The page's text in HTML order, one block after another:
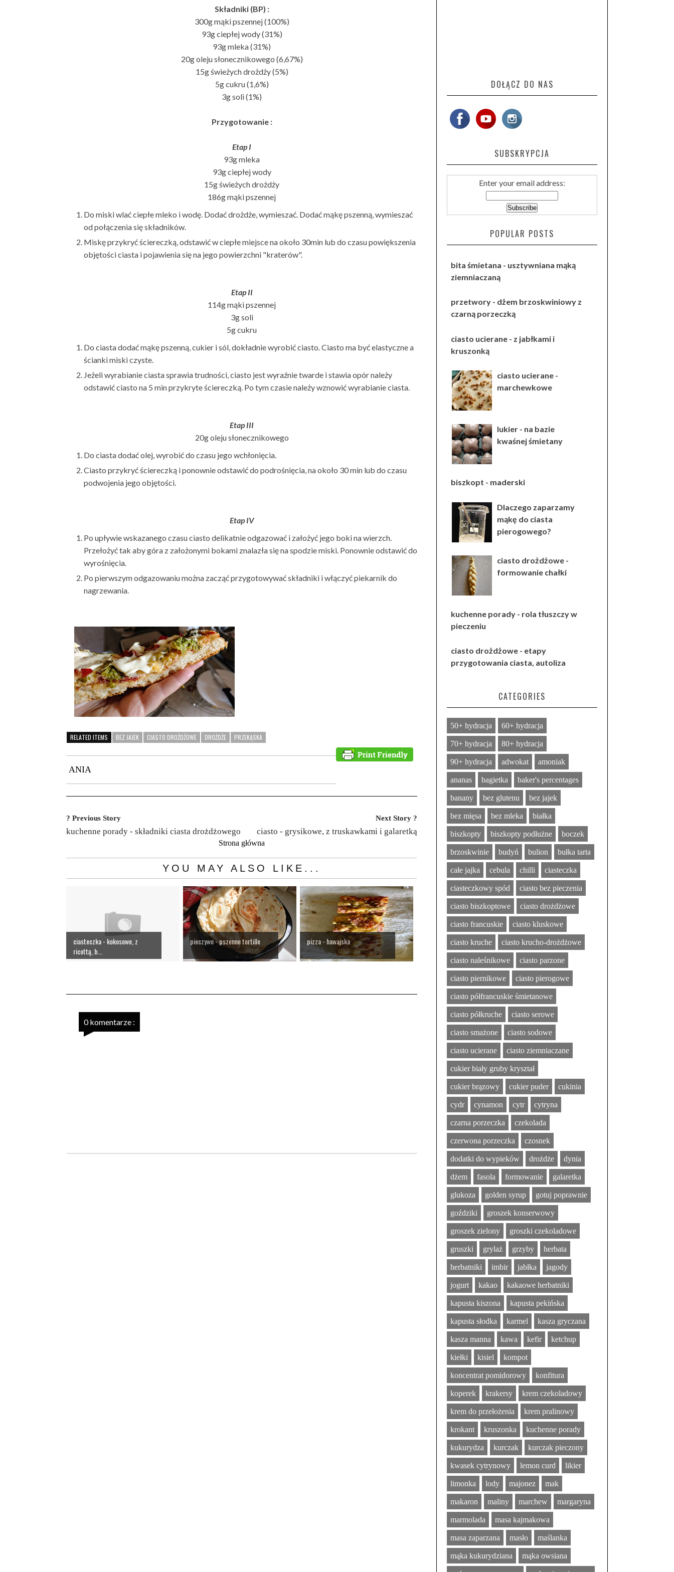
Składniki (BP) :
300g mąki pszennej (100%)
93g ciepłej wody (31%)
93g mleka (31%)
20g oleju słonecznikowego (6,67%)
15g świeżych drożdży (5%)
5g cukru (1,6%)
3g soli (1%)
Przygotowanie :
Etap I
93g mleka
93g ciepłej wody
15g świeżych drożdży
186g mąki pszennej
Do miski wlać ciepłe mleko i wodę. Dodać drożdże, wymieszać. Dodać mąkę pszenną, wymieszać
od połączenia się składników.
Miskę przykryć ściereczką, odstawić w ciepłe miejsce na około 30min lub do czasu powiększenia
objętości ciasta i pojawienia się na jego powierzchni "kraterów".
Etap II
114g mąki pszennej
3g soli
5g cukru
Do ciasta dodać mąkę pszenną, cukier i sól, dokładnie wyrobić ciasto. Ciasto ma być elastyczne a
ścianki miski czyste.
Jeżeli wyrabianie ciasta sprawia trudności, ciasto jest wyraźnie twarde i stawia opór należy
odstawić ciasto na 5 min przykryte ściereczką. Po tym czasie należy wznowić wyrabianie ciasta.
Etap III
20g oleju słonecznikowego
Do ciasta dodać olej, wyrobić do czasu jego wchłonięcia.
Ciasto przykryć ściereczką i ponownie odstawić do podrośnięcia, na około 30 min lub do czasu
podwojenia jego objętości.
Etap IV
Po upływie wskazanego czasu ciasto delikatnie odgazować i założyć jego boki na wierzch.
Przełożyć tak aby góra z założonymi bokami znalazła się na spodzie miski. Ponownie odstawić do
wyrośnięcia.
Po pierwszym odgazowaniu można zacząć przygotowywać składniki i włączyć piekarnik do
nagrzewania.
RELATED ITEMS BEZ JAJEK CIASTO DROŻDŻOWE DROŻDŻE PRZEKĄSKA
ANIA
? Previous Story
kuchenne porady - składniki ciasta drożdżowego
Next Story ?
ciasto - grysikowe, z truskawkami i galaretką
Strona główna
YOU MAY ALSO LIKE...
ciasteczka - kokosowe, z
ricottą, b...
pieczywo - pszenne tortille pizza - hawajska
0 komentarze :
DOŁĄCZ DO NAS
SUBSKRYPCJA
Enter your email address:
POPULAR POSTS
bita śmietana - usztywniana mąką
ziemniaczaną
przetwory - dżem brzoskwiniowy z
czarną porzeczką
ciasto ucierane - z jabłkami i
kruszonką
ciasto ucierane -
marchewkowe
lukier - na bazie
kwaśnej śmietany
biszkopt - maderski
Dlaczego zaparzamy
mąkę do ciasta
pierogowego?
ciasto drożdżowe -
formowanie chałki
kuchenne porady - rola tłuszczy w
pieczeniu
ciasto drożdżowe - etapy
przygotowania ciasta, autoliza
CATEGORIES
50+ hydracja 60+ hydracja
70+ hydracja 80+ hydracja
90+ hydracja adwokat amoniak
ananas bagietka baker's percentages
banany bez glutenu bez jajek
bez mięsa bez mleka białka
biszkopty biszkopty podłużne boczek
brzoskwinie budyń bulion bułka tarta
całe jajka cebula chilli ciasteczka
ciasteczkowy spód ciasto bez pieczenia
ciasto biszkoptowe ciasto drożdżowe
ciasto francuskie ciasto kluskowe
ciasto kruche ciasto krucho-drożdżowe
ciasto naleśnikowe ciasto parzone
ciasto piernikowe ciasto pierogowe
ciasto półfrancuskie śmietanowe
ciasto półkruche ciasto serowe
ciasto smażone ciasto sodowe
ciasto ucierane ciasto ziemniaczane
cukier biały gruby kryształ
cukier brązowy cukier puder cukinia
cydr cynamon cytr cytryna
czarna porzeczka czekolada
czerwona porzeczka czosnek
dodatki do wypieków drożdże dynia
dżem fasola formowanie galaretka
glukoza golden syrup gotuj poprawnie
goździki groszek konserwowy
groszek zielony groszki czekoladowe
gruszki grylaż grzyby herbata
herbatniki imbir jabłka jagody
jogurt kakao kakaowe herbatniki
kapusta kiszona kapusta pekińska
kapusta słodka karmel kasza gryczana
kasza manna kawa kefir ketchup
kiełki kisiel kompot
koncentrat pomidorowy konfitura
koperek krakersy krem czekoladowy
krem do przełożenia krem pralinowy
krokant kruszonka kuchenne porady
kukurydza kurczak kurczak pieczony
kwasek cytrynowy lemon curd likier
limonka lody majonez mak
makaron maliny marchew margaryna
marmolada masa kajmakowa
masa zaparzana masło maślanka
mąka kukurydziana mąka owsiana